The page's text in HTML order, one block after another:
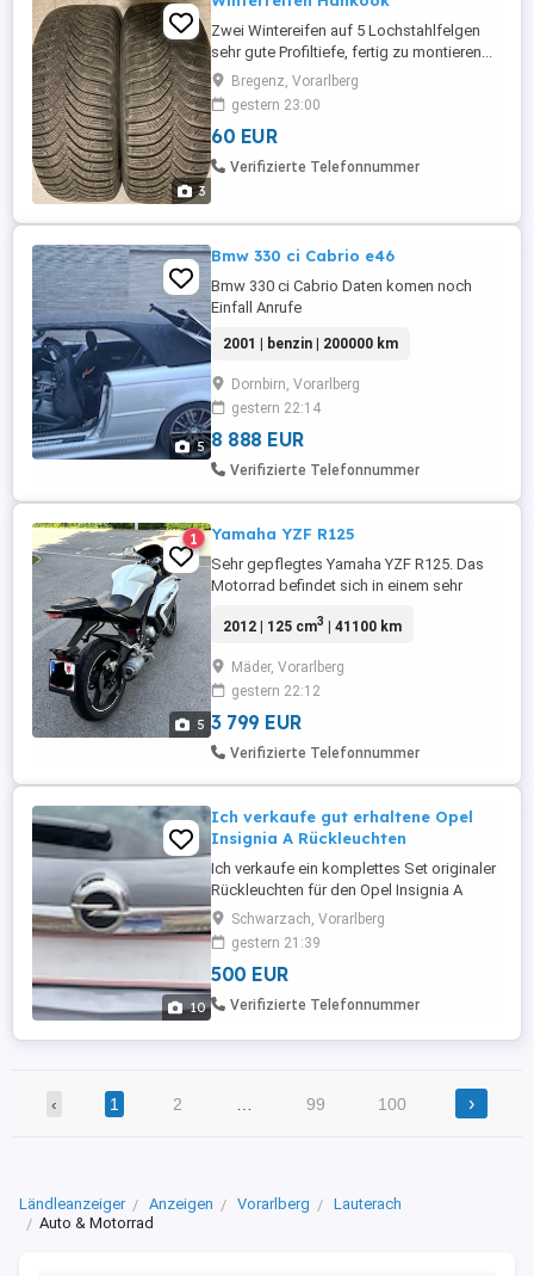
3
Zwei Wintereifen auf 5 Lochstahlfelgen
sehr gute Profiltiefe, fertig zu montieren...
Winter wie Sommer erlaubt ! ! ! Zusammen
60 Tel 06504404005
Bregenz, Vorarlberg
gestern 23:00
60 EUR
Verifizierte Telefonnummer
5
Bmw 330 ci Cabrio e46
Bmw 330 ci Cabrio Daten komen noch
Einfall Anrufe
2001 | benzin | 200000 km
Dornbirn, Vorarlberg
gestern 22:14
8 888 EUR
Verifizierte Telefonnummer
5
1 Yamaha YZF R125
Sehr gepflegtes Yamaha YZF R125. Das
Motorrad befindet sich in einem sehr
2012 | 125 cm3 | 41100 km
Mäder, Vorarlberg
gestern 22:12
3 799 EUR
Verifizierte Telefonnummer
10
Ich verkaufe gut erhaltene Opel
Insignia A Rückleuchten
Ich verkaufe ein komplettes Set originaler
Rückleuchten für den Opel Insignia A
(Facelift ab Modelljahr 2013). Das
Angebot umfasst sowohl die linke als
auch die rechte Rückleuchte. Beide
Rückleuchten stammen aus einem
Fahrzeug des Baujahres 2016 und wurden
Insignia ...
Schwarzach, Vorarlberg
gestern 21:39
500 EUR
Verifizierte Telefonnummer
‹ 1 2 99 100 ›
Ländleanzeiger Anzeigen Vorarlberg
Lauterach
Auto & Motorrad